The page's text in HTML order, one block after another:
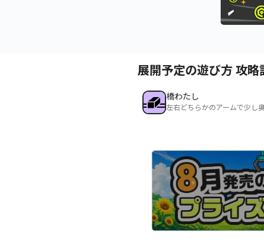
展開予定の遊び方 攻略
橋わたし
左右どちらかのアームで少し